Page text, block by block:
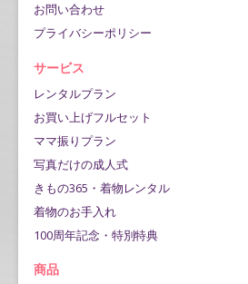
お問い合わせ
プライバシーポリシー
サービス
レンタルプラン
お買い上げフルセット
ママ振りプラン
写真だけの成人式
きもの365・着物レンタル
着物のお手入れ
100周年記念・特別特典
商品